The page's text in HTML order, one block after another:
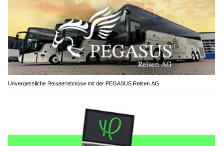
Unvergessliche Reiseerlebnisse mit der PEGASUS Reisen AG